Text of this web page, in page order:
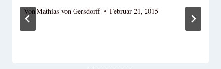
VonMathias von Gersdorff Februar 21, 2015